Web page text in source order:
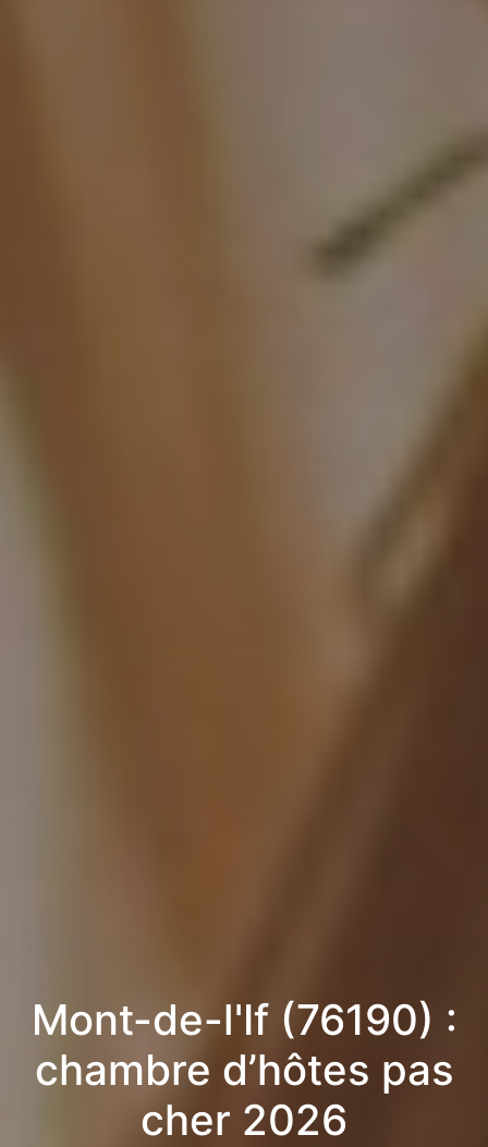
Mont-de-l'If (76190) :
chambre d’hôtes pas
cher 2026